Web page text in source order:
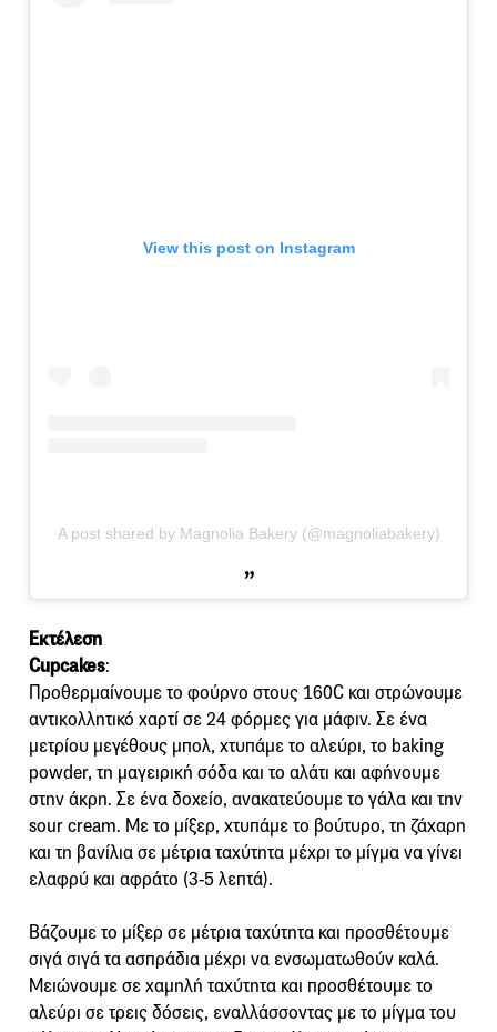
View this post on Instagram
A post shared by Magnolia Bakery (@magnoliabakery)
Εκτέλεση
Cupcakes:
Προθερμαίνουμε το φούρνο στους 160C και στρώνουμε
αντικολλητικό χαρτί σε 24 φόρμες για μάφιν. Σε ένα
μετρίου μεγέθους μπολ, χτυπάμε το αλεύρι, το baking
powder, τη μαγειρική σόδα και το αλάτι και αφήνουμε
στην άκρη. Σε ένα δοχείο, ανακατεύουμε το γάλα και την
sour cream. Με το μίξερ, χτυπάμε το βούτυρο, τη ζάχαρη
και τη βανίλια σε μέτρια ταχύτητα μέχρι το μίγμα να γίνει
ελαφρύ και αφράτο (3-5 λεπτά).
Βάζουμε το μίξερ σε μέτρια ταχύτητα και προσθέτουμε
σιγά σιγά τα ασπράδια μέχρι να ενσωματωθούν καλά.
Μειώνουμε σε χαμηλή ταχύτητα και προσθέτουμε το
αλεύρι σε τρεις δόσεις, εναλλάσσοντας με το μίγμα του